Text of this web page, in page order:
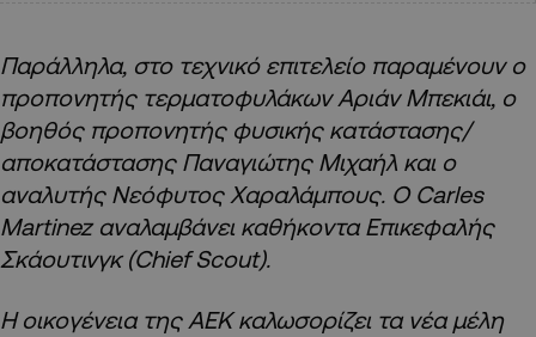
Παράλληλα, στο τεχνικό επιτελείο παραμένουν ο
προπονητής τερματοφυλάκων Αριάν Μπεκιάι, ο
βοηθός προπονητής φυσικής κατάστασης/
αποκατάστασης Παναγιώτης Μιχαήλ και ο
αναλυτής Νεόφυτος Χαραλάμπους. Ο Carles
Martinez αναλαμβάνει καθήκοντα Επικεφαλής
Σκάουτινγκ (Chief Scout).
Η οικογένεια της ΑΕΚ καλωσορίζει τα νέα μέλη